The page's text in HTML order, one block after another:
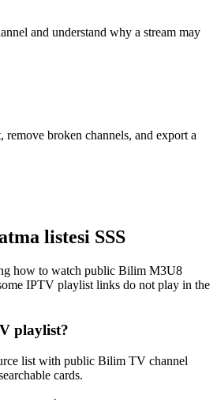
and understand why a stream may
broken channels, and export a
listesi SSS
how to watch public Bilim M3U8
IPTV playlist links do not play in the
playlist?
list with public Bilim TV channel
cards.